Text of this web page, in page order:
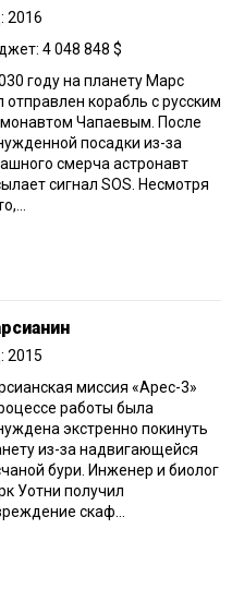
2016
4 048 848 $
году на планету Марс
отправлен корабль с русским
Чапаевым. После
посадки из-за
смерча астронавт
сигнал SOS. Несмотря
2015
миссия «Арес-3»
работы была
экстренно покинуть
из-за надвигающейся
бури. Инженер и биолог
Уотни получил
скаф...